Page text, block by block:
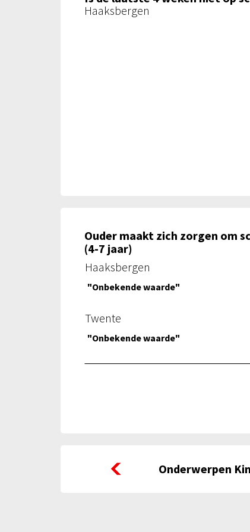
Haaksbergen
Ouder maakt zich zorgen om
(4-7 jaar)
Twente
Haaksbergen
"Onbekende waarde"
"Onbekende waarde"
Onderwerpen
Onderwerpen Kindermonitor